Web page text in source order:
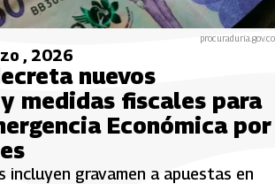
procuraduria.gov.co
, 2026
nuevos
medidas fiscales para
Económica por
incluyen gravamen a apuestas en